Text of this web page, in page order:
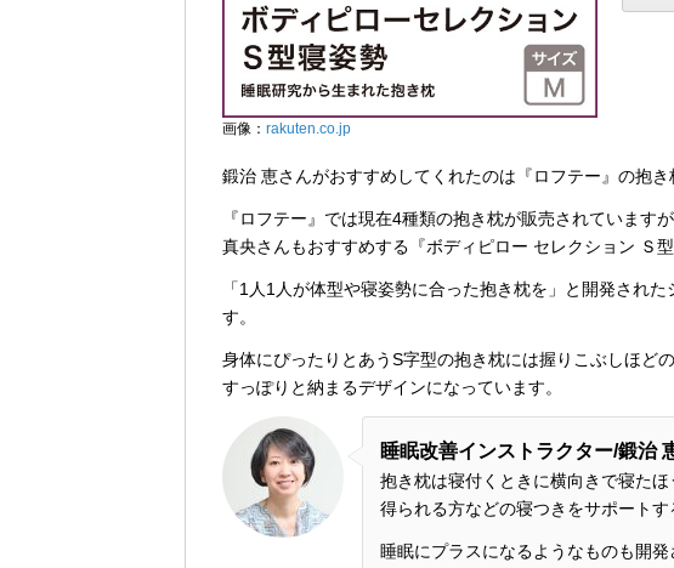
画像： rakuten.co.jp
鍛治 恵さんがおすすめしてくれたのは『ロフテー』の抱き
『ロフテー』では現在4種類の抱き枕が販売されています
真央さんもおすすめする『ボディピロー セレクション Ｓ
「1人1人が体型や寝姿勢に合った抱き枕を」と開発され
す。
身体にぴったりとあうS字型の抱き枕には握りこぶしほど
すっぽりと納まるデザインになっています。
睡眠改善インストラクター/鍛治
抱き枕は寝付くときに横向きで寝た
得られる方などの寝つきをサポートす
睡眠にプラスになるようなものも開発